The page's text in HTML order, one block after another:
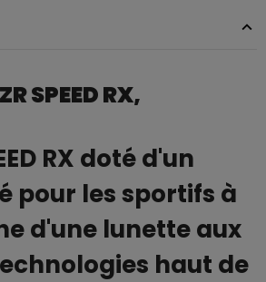
SPEED RX,
RX doté d'un
pour les sportifs à
d'une lunette aux
haut de